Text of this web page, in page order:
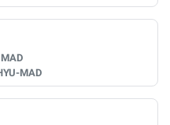
MAD
MAD